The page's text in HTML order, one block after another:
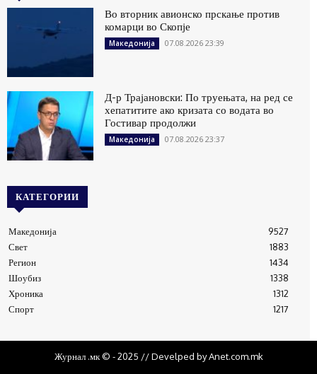
Во вторник авионско прскање против
комарци во Скопје
Македонија 07.08.2026 23:39
Д-р Трајановски: По труењата, на ред се
хепатитите ако кризата со водата во
Гостивар продолжи
Македонија 07.08.2026 23:37
КАТЕГОРИИ
Македонија
9527
Свет
1883
Регион
1434
Шоубиз
1338
Хроника
1312
Спорт
1217
Журнал .мк © - 2025 // Develped by Anet.com.mk